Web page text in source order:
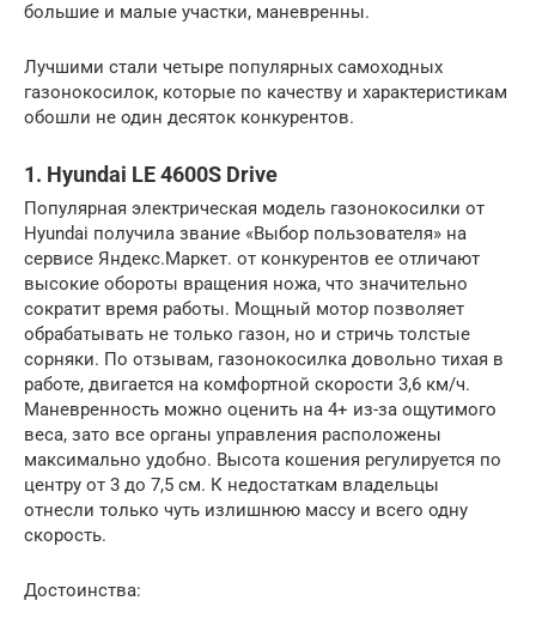
большие и малые участки, маневренны.
Лучшими стали четыре популярных самоходных
газонокосилок, которые по качеству и характеристикам
обошли не один десяток конкурентов.
1. Hyundai LE 4600S Drive
Популярная электрическая модель газонокосилки от
Hyundai получила звание «Выбор пользователя» на
сервисе Яндекс.Маркет. от конкурентов ее отличают
высокие обороты вращения ножа, что значительно
сократит время работы. Мощный мотор позволяет
обрабатывать не только газон, но и стричь толстые
сорняки. По отзывам, газонокосилка довольно тихая в
работе, двигается на комфортной скорости 3,6 км/ч.
Маневренность можно оценить на 4+ из-за ощутимого
веса, зато все органы управления расположены
максимально удобно. Высота кошения регулируется по
центру от 3 до 7,5 см. К недостаткам владельцы
отнесли только чуть излишнюю массу и всего одну
скорость.
Достоинства: